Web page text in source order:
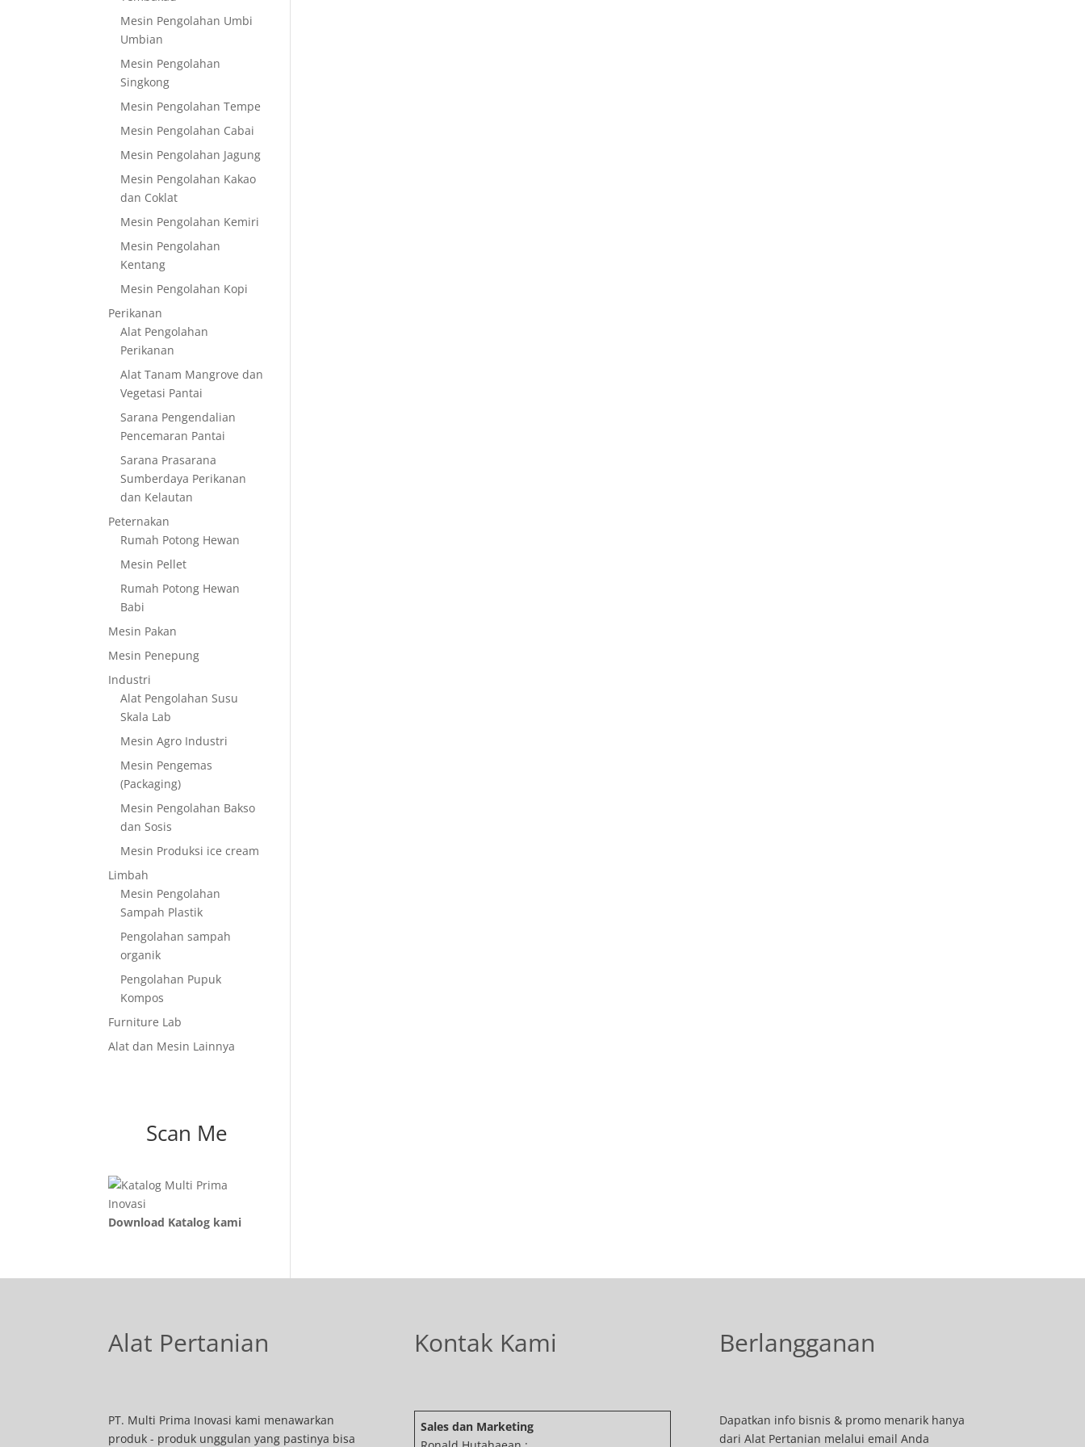
Mesin Pengolahan Umbi
Umbian
Mesin Pengolahan
Singkong
Mesin Pengolahan Tempe
Mesin Pengolahan Cabai
Mesin Pengolahan Jagung
Mesin Pengolahan Kakao
dan Coklat
Mesin Pengolahan Kemiri
Mesin Pengolahan
Kentang
Mesin Pengolahan Kopi
Perikanan
Alat Pengolahan
Perikanan
Alat Tanam Mangrove dan
Vegetasi Pantai
Sarana Pengendalian
Pencemaran Pantai
Sarana Prasarana
Sumberdaya Perikanan
dan Kelautan
Peternakan
Rumah Potong Hewan
Mesin Pellet
Rumah Potong Hewan
Babi
Mesin Pakan
Mesin Penepung
Industri
Alat Pengolahan Susu
Skala Lab
Mesin Agro Industri
Mesin Pengemas
(Packaging)
Mesin Pengolahan Bakso
dan Sosis
Mesin Produksi ice cream
Limbah
Mesin Pengolahan
Sampah Plastik
Pengolahan sampah
organik
Pengolahan Pupuk
Kompos
Furniture Lab
Alat dan Mesin Lainnya
Scan Me
Download Katalog kami
Alat Pertanian
PT. Multi Prima Inovasi kami menawarkan
produk - produk unggulan yang pastinya bisa
Kontak Kami
Sales dan Marketing
Berlangganan
Dapatkan info bisnis & promo menarik hanya
dari Alat Pertanian melalui email Anda